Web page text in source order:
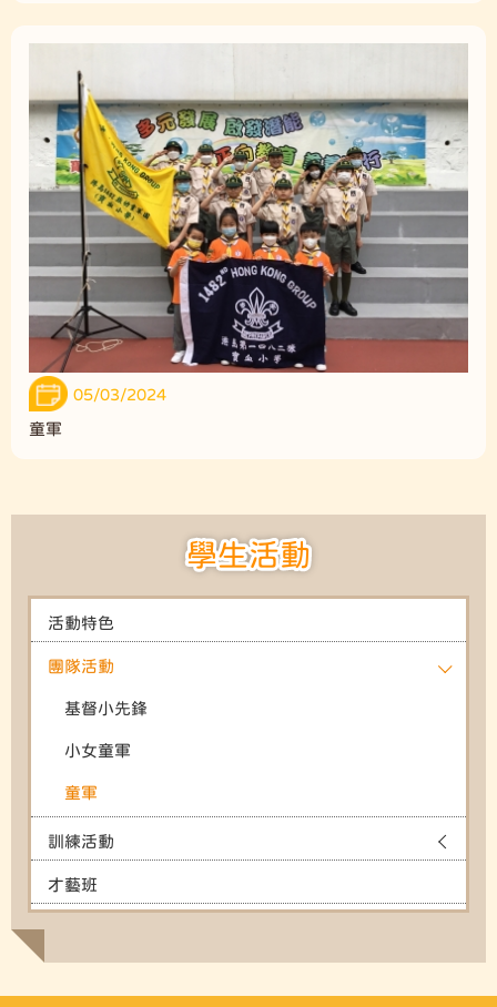
05/03/2024
童軍
學生活動
活動特色
團隊活動
基督小先鋒
小女童軍
童軍
訓練活動
才藝班